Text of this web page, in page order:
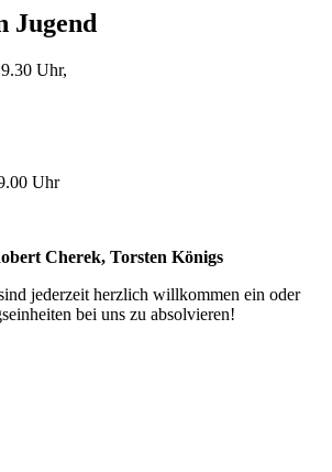
Jugend
Uhr,
Uhr
Cherek, Torsten Königs
jederzeit herzlich willkommen ein oder
bei uns zu absolvieren!